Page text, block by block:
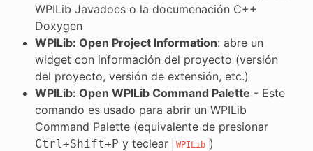
WPILib Javadocs o la documenación C++
Doxygen
WPILib: Open Project Information: abre un
widget con información del proyecto (versión
del proyecto, versión de extensión, etc.)
WPILib: Open WPILib Command Palette - Este
comando es usado para abrir un WPILib
Command Palette (equivalente de presionar
Ctrl+Shift+P y teclear WPILib )